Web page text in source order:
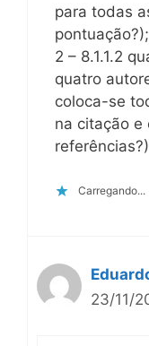
para todas
pontuação?);
2 – 8.1.1.2
quatro
coloca-se
na citação e
referências?)
Carregando...
23/11/